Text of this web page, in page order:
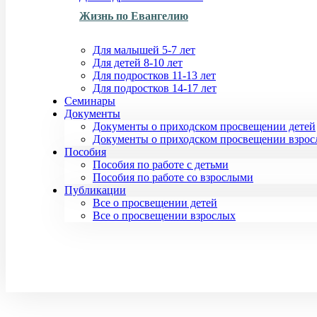
Жизнь по Евангелию
Для малышей 5-7 лет
Для детей 8-10 лет
Для подростков 11-13 лет
Для подростков 14-17 лет
Семинары
Документы
Документы о приходском просвещении детей
Документы о приходском просвещении
Пособия
Пособия по работе с детьми
Пособия по работе со взрослыми
Публикации
Все о просвещении детей
Все о просвещении взрослых